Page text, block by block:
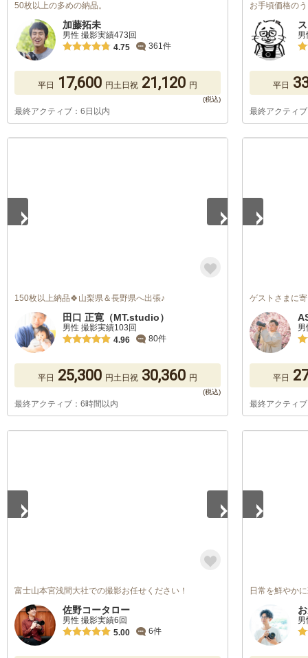
50枚以上の多めの納品。
加藤拓未
男性 撮影実績473回
4.75
361件
平日 17,600 円土日祝 21,120 円
最終アクティブ：6日以内
お手頃価格の
平日
最終アクティ
150枚以上納品🍀山梨県＆長野県へ出張♪
田口 正寛（MT.studio）
男性 撮影実績103回
4.96
80件
平日 25,300 円土日祝 30,360 円
最終アクティブ：6時間以内
ゲストさまに
平日
最終アクティ
富士山本宮浅間大社での撮影お任せください！
佐野コータロー
男性 撮影実績6回
5.00
6件
日常を鮮やか